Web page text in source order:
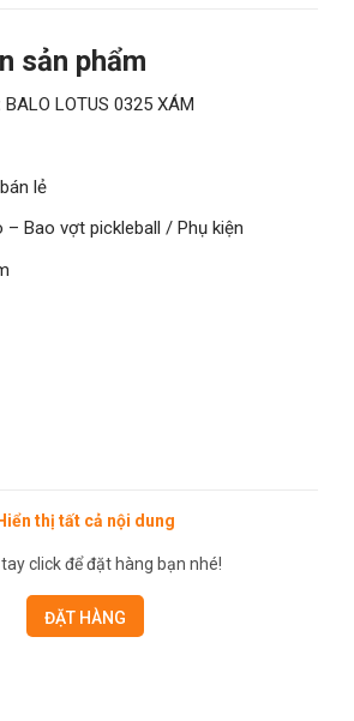
sản phẩm
BALO LOTUS 0325 XÁM
lẻ
– Bao vợt pickleball / Phụ kiện
Hiển thị tất cả nội dung
click để đặt hàng bạn nhé!
ĐẶT HÀNG